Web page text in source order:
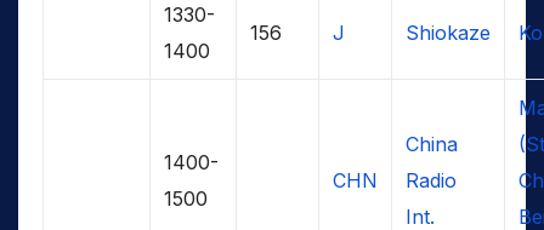
1330-
1400
156 J Shiokaze
1400-
1500
CHN
China
Radio
Int.